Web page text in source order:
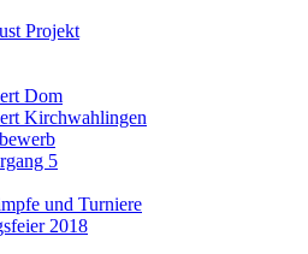
Projekt
Dom
Kirchwahlingen
5
und Turniere
2018